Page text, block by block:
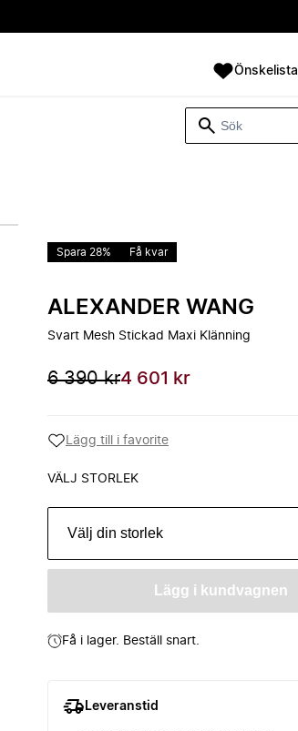
Önskelista
Spara 28% Få kvar
ALEXANDER WANG
Svart Mesh Stickad Maxi Klänning
6 390 kr4 601 kr
Lägg till i favorite
VÄLJ STORLEK
Välj din storlek
Lägg i kundvagnen
Få i lager. Beställ snart.
Leveranstid